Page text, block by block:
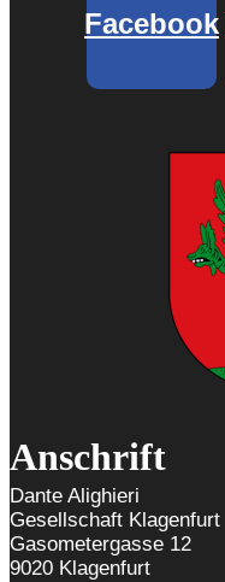
Facebook
Anschrift
Dante Alighieri
Gesellschaft Klagenfurt
Gasometergasse 12
9020 Klagenfurt